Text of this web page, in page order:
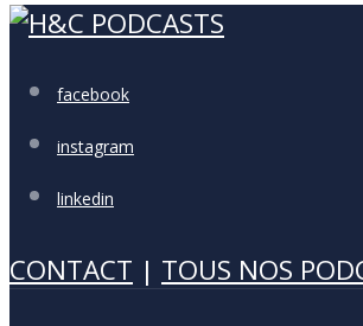
facebook
instagram
linkedin
CONTACT | TOUS NOS